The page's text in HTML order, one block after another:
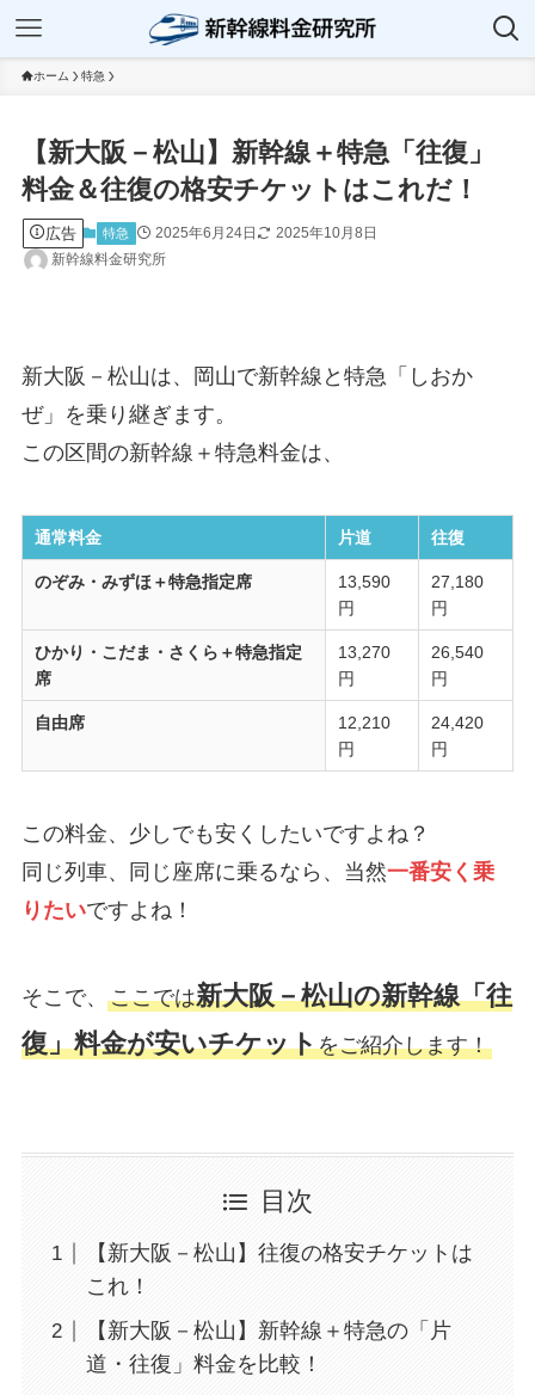
ホーム 特急
【新大阪－松山】新幹線＋特急「往復」
料金＆往復の格安チケットはこれだ！
広告 特急 2025年6月24日
2025年10月8日
新幹線料金研究所
新大阪－松山は、岡山で新幹線と特急「しおか
ぜ」を乗り継ぎます。
この区間の新幹線＋特急料金は、
通常料金 片道 往復
のぞみ・みずほ＋特急指定席
13,590
円
27,180
円
ひかり・こだま・さくら＋特急指定
席
13,270
円
26,540
円
自由席
12,210
円
24,420
円
この料金、少しでも安くしたいですよね？
同じ列車、同じ座席に乗るなら、当然一番安く乗
りたいですよね！
そこで、 ここでは新大阪－松山の新幹線「往
復」料金が安いチケットをご紹介します！
目次
【新大阪－松山】往復の格安チケットは
これ！
【新大阪－松山】新幹線＋特急の「片
道・往復」料金を比較！